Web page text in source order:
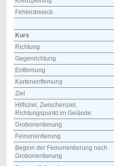
Fehlerdreieck
Kurs
Richtung
Gegenrichtung
Entfernung
Kartenentfemung
Ziel
Hilfsziel, Zwischenziel,
Richtungspunkt im Gelände
Groborientierung
Feinorientierung
Beginn der Feinorientierung nach
Groborientierung